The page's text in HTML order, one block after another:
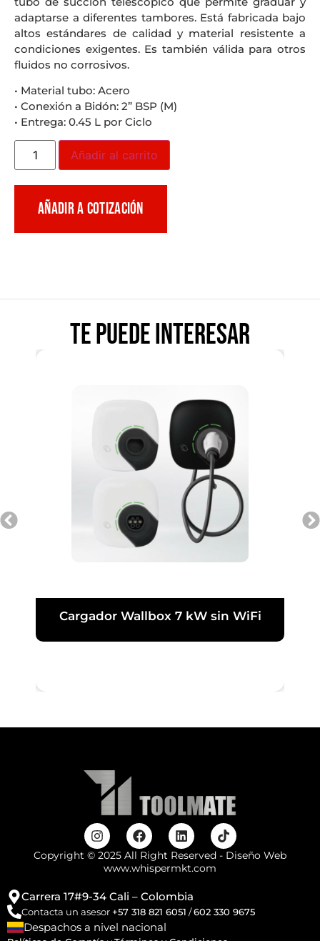
adaptarse a diferentes tambores. Está fabricada bajo
altos estándares de calidad y material resistente a
condiciones exigentes. Es también válida para otros
fluidos no corrosivos.
• Material tubo: Acero
• Conexión a Bidón: 2” BSP (M)
• Entrega: 0.45 L por Ciclo
Añadir al carrito
AÑADIR A COTIZACIÓN
Te puede interesar
Cargador Wallbox 7 kW sin WiFi
Copyright © 2025 All Right Reserved - Diseño Web
www.whispermkt.com
Carrera 17#9-34 Cali – Colombia
Contacta un asesor+57 318 821 6051 /602 330 9675
Despachos a nivel nacional